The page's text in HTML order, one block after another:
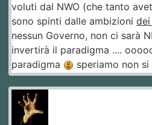
voluti dal NWO (che tanto
sono spinti dalle ambizioni
nessun Governo, non ci sarà
invertirà il paradigma ....
paradigma
speriamo non